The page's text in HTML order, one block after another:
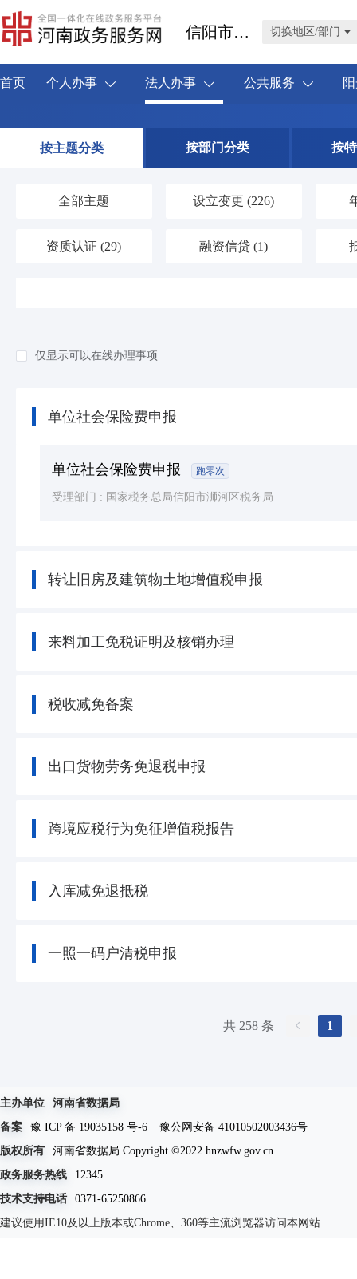
信阳市浉河区 切换地区/部门
首页 个人办事 法人办事 公共服务
按主题分类 按部门分类 按
全部主题 设立变更(226)
资质认证(29) 融资信贷(1)
司法公证 (15)
仅显示可以在线办理事项
单位社会保险费申报
单位社会保险费申报 跑零次
受理部门 : 国家税务总局信阳市浉河区税务局
转让旧房及建筑物土地增值税申报
来料加工免税证明及核销办理
税收减免备案
出口货物劳务免退税申报
跨境应税行为免征增值税报告
入库减免退抵税
一照一码户清税申报
共 258 条 1
主办单位
河南省数据局
备案
豫 ICP 备 19035158 号-6
豫公网安备 41010502003436号
版权所有
河南省数据局 Copyright ©2022 hnzwfw.gov.cn
政务服务热线
12345
技术支持电话
0371-65250866
建议使用IE10及以上版本或Chrome、360等主流浏览器访问本网站